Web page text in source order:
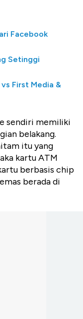
Facebook
Setinggi
First Media &
sendiri memiliki
belakang.
itu yang
kartu ATM
berbasis chip
berada di